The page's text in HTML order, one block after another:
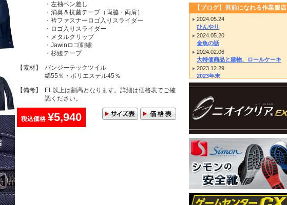
・左袖ペン差し
・消臭＆抗菌テープ（両脇・両肩）
・衿ファスナーロゴ入りスライダー
・ロゴ入りスライダー
・メタルクリップ
・Jawinロゴ刺繍
・杉綾テープ
【素材】
バンジーテックツイル
綿55％・ポリエステル45％
【備考】
EL以上は割高となります。詳細は価格表でご確
認ください。
税込価格 ¥5,940
【ブログ】男前になれる作業服店
2024.05.24
ひんやり
2024.05.20
金魚の話
2024.02.06
大特価商品と建物、ロールケーキ
2023.12.29
2023年末
2023.12.14